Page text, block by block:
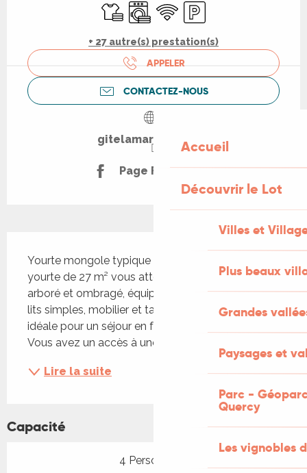
Accueil
Découvrir le Lot
Villes et
Plus beaux
Grandes
Paysages et
Parc -
Quercy
Les vignobles
Draps et linge
Lave linge
WiFi Parking
+ 27 autre(s) prestation(s)
APPELER
CONTACTEZ-NOUS
gitelamariotte.com
Page Facebook
Yourte mongole typique pour 4 personnes Notre
yourte de 27 m² vous attend sur notre terrain
arboré et ombragé, équipée d'un lit double et de 2
lits simples, mobilier et tapis orientaux; elle est
idéale pour un séjour en famille ou entre amis...
Vous avez un accès à une salle d'eau et toilettes...
Lire la suite
Capacité
4 Personne(s)